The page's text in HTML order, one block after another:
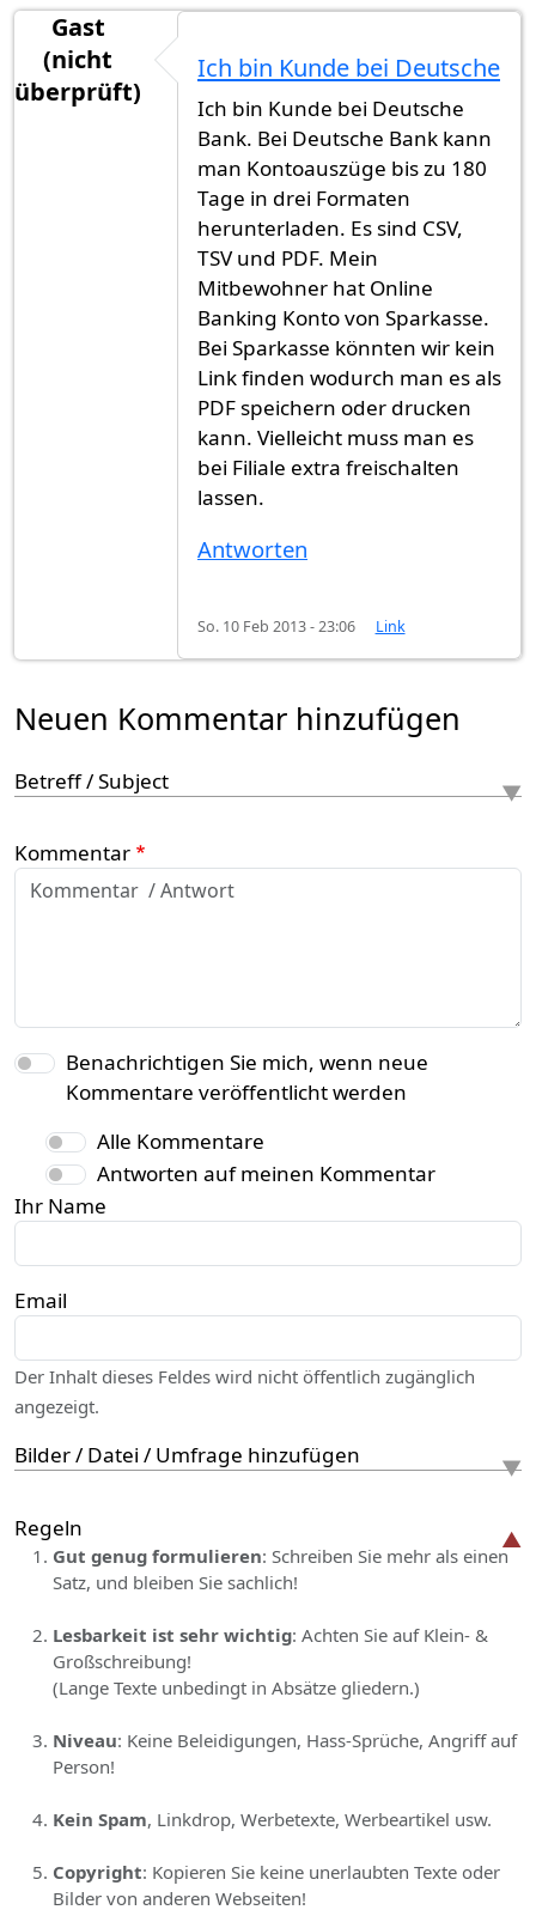
Gast
(nicht
überprüft)
Ich bin Kunde bei Deutsche
Ich bin Kunde bei Deutsche
Bank. Bei Deutsche Bank kann
man Kontoauszüge bis zu 180
Tage in drei Formaten
herunterladen. Es sind CSV,
TSV und PDF. Mein
Mitbewohner hat Online
Banking Konto von Sparkasse.
Bei Sparkasse könnten wir kein
Link finden wodurch man es als
PDF speichern oder drucken
kann. Vielleicht muss man es
bei Filiale extra freischalten
lassen.
Antworten
So. 10 Feb 2013 - 23:06 Link
Neuen Kommentar hinzufügen
Betreff / Subject
Kommentar
Benachrichtigen Sie mich, wenn neue
Kommentare veröffentlicht werden
Alle Kommentare
Antworten auf meinen Kommentar
Ihr Name
Email
Der Inhalt dieses Feldes wird nicht öffentlich zugänglich
angezeigt.
Bilder / Datei / Umfrage hinzufügen
Regeln
Gut genug formulieren: Schreiben Sie mehr als einen
Satz, und bleiben Sie sachlich!
Lesbarkeit ist sehr wichtig: Achten Sie auf Klein- &
Großschreibung!
(Lange Texte unbedingt in Absätze gliedern.)
Niveau: Keine Beleidigungen, Hass-Sprüche, Angriff auf
Person!
Kein Spam, Linkdrop, Werbetexte, Werbeartikel usw.
Copyright: Kopieren Sie keine unerlaubten Texte oder
Bilder von anderen Webseiten!